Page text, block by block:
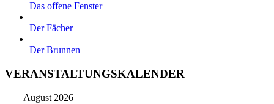
Das offene Fenster
Der Fächer
Der Brunnen
VERANSTALTUNGSKALENDER
August 2026